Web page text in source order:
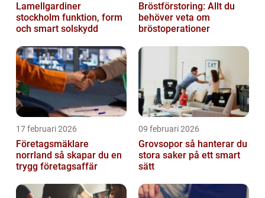
Lamellgardiner
stockholm funktion, form
och smart solskydd
Bröstförstoring: Allt du
behöver veta om
bröstoperationer
17 februari 2026
Företagsmäklare
norrland så skapar du en
trygg företagsaffär
09 februari 2026
Grovsopor så hanterar du
stora saker på ett smart
sätt